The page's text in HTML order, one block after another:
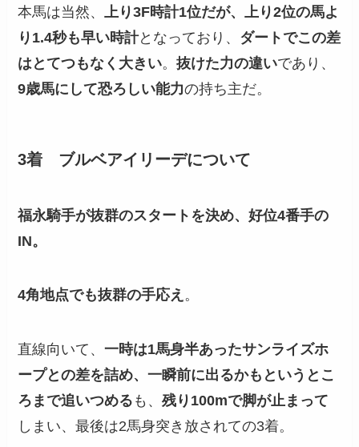
本馬は当然、
上り3F時計1位だが、上り2位の馬よ
り1.4秒も早い時計となっており、 ダートでこの差
はとてつもなく大きい。抜けた力の違いであり、
9歳馬にして恐ろしい能力の持ち主だ。
3着 ブルベアイリーデについて
福永騎手が抜群のスタートを決め、好位4番手の
IN。
4角地点でも抜群の手応え 。
直線向いて、一時は1馬身半あったサンライズホ
ープとの差を詰め、一瞬前に出るかもというとこ
ろまで追いつめる も、残り100mで脚が止まって
しまい、最後は2馬身突き放されての3着。